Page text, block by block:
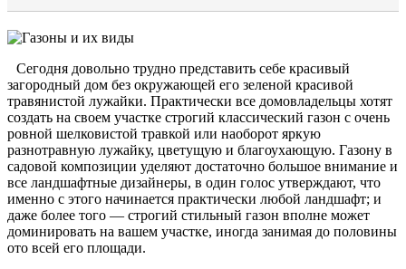
Сегодня довольно трудно представить себе красивый
загородный дом без окружающей его зеленой красивой
травянистой лужайки. Практически все домовладельцы хотят
создать на своем участке строгий классический газон с очень
ровной шелковистой травкой или наоборот яркую
разнотравную лужайку, цветущую и благоухающую. Газону в
садовой композиции уделяют достаточно большое внимание и
все ландшафтные дизайнеры, в один голос утверждают, что
именно с этого начинается практически любой ландшафт; и
даже более того — строгий стильный газон вполне может
доминировать на вашем участке, иногда занимая до половины
ото всей его площади.